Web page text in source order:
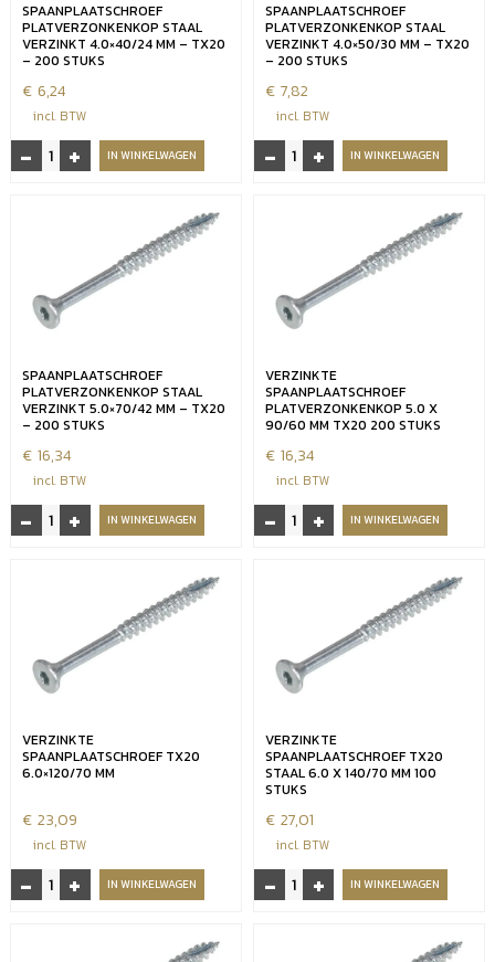
stuks
aantal
SPAANPLAATSCHROEF
PLATVERZONKENKOP STAAL
VERZINKT 4.0×40/24 MM – TX20
– 200 STUKS
€ 6,24
incl. BTW
-
Spaanplaatschroef
platverzonkenkop
TX20
stuks
aantal
+ IN WINKELWAGEN
SPAANPLAATSCHROEF
PLATVERZONKENKOP STAAL
VERZINKT 4.0×50/30 MM – TX20
– 200 STUKS
€ 7,82
incl. BTW
-
Spaanplaatschroef
platverzonkenkop
TX20
stuks
aantal
+ IN WINKELWAGEN
SPAANPLAATSCHROEF
PLATVERZONKENKOP STAAL
VERZINKT 5.0×70/42 MM – TX20
– 200 STUKS
€ 16,34
incl. BTW
-
Spaanplaatschroef
platverzonkenkop
TX20
stuks
aantal
+ IN WINKELWAGEN
VERZINKTE
SPAANPLAATSCHROEF
PLATVERZONKENKOP 5.0 X
90/60 MM TX20 200 STUKS
€ 16,34
incl. BTW
-
Verzinkte
spaanplaatschroef
mm
TX20
aantal
+ IN WINKELWAGEN
VERZINKTE
SPAANPLAATSCHROEF TX20
6.0×120/70 MM
€ 23,09
incl. BTW
-
Verzinkte
spaanplaatschroef
+ IN WINKELWAGEN
VERZINKTE
SPAANPLAATSCHROEF TX20
STAAL 6.0 X 140/70 MM 100
STUKS
€ 27,01
incl. BTW
-
Verzinkte
spaanplaatschroef
+ IN WINKELWAGEN